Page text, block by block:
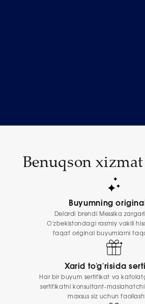
Benuqson
Buyumning
Delardi brendi Messika
O'zbekistondagi rasmiy vakili
faqat original buyumlarni
Xarid to'g'risida
Har bir buyum sertifikat va
sertifikatni konsultant-
maxsus siz uchun